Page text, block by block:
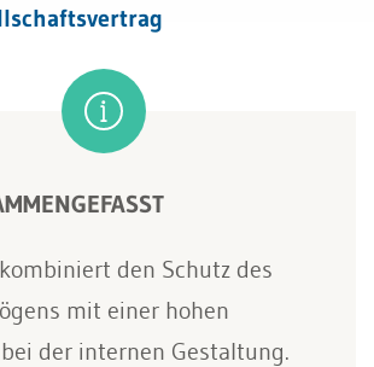
den Schutz des
mit einer hohen
der internen Gestaltung.